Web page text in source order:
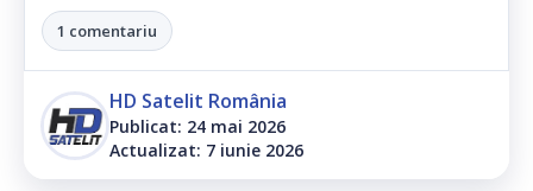
1 comentariu
HD Satelit România
Publicat: 24 mai 2026
Actualizat: 7 iunie 2026